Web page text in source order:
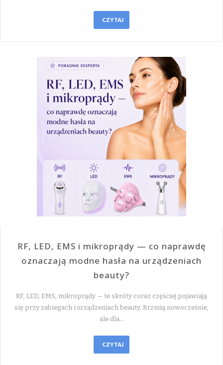
CZYTAJ
RF, LED, EMS i mikroprądy — co naprawdę
oznaczają modne hasła na urządzeniach
beauty?
RF, LED, EMS, mikroprądy — te skróty coraz częściej pojawiają
się przy zabiegach i urządzeniach beauty. Brzmią nowocześnie,
ale dla…
CZYTAJ